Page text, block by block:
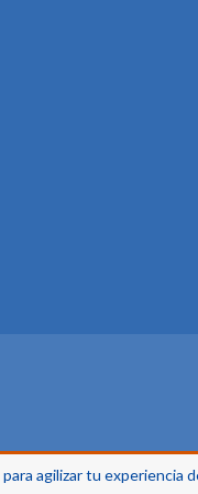
para agilizar tu experiencia